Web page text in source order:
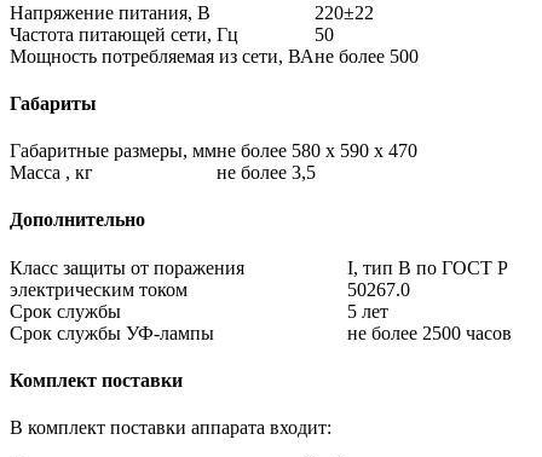
Напряжение питания, В
220±22
Частота питающей сети, Гц
50
Мощность потребляемая из сети, ВАне более 500
Габариты
Габаритные размеры, ммне более 580 х 590 х 470
Масса , кг
не более 3,5
Дополнительно
Класс защиты от поражения
электрическим током
I, тип В по ГОСТ Р
50267.0
Срок службы
5 лет
Срок службы УФ-лампы
не более 2500 часов
Комплект поставки
В комплект поставки аппарата входит: